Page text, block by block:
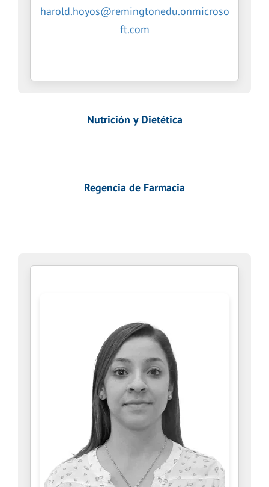
harold.hoyos@remingtonedu.onmicroso
ft.com
Nutrición y Dietética
Regencia de Farmacia